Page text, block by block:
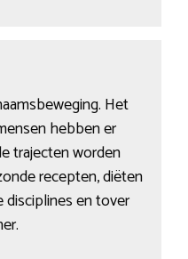
Het
hebben er
trajecten worden
recepten, diëten
en tover